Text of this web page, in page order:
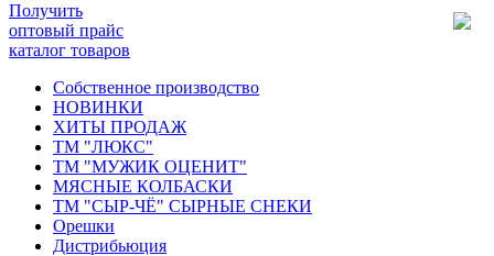
Получить
оптовый прайс
каталог товаров
Собственное производство
НОВИНКИ
ХИТЫ ПРОДАЖ
ТМ "ЛЮКС"
ТМ "МУЖИК ОЦЕНИТ"
МЯСНЫЕ КОЛБАСКИ
ТМ "СЫР-ЧЁ" СЫРНЫЕ СНЕКИ
Орешки
Дистрибьюция